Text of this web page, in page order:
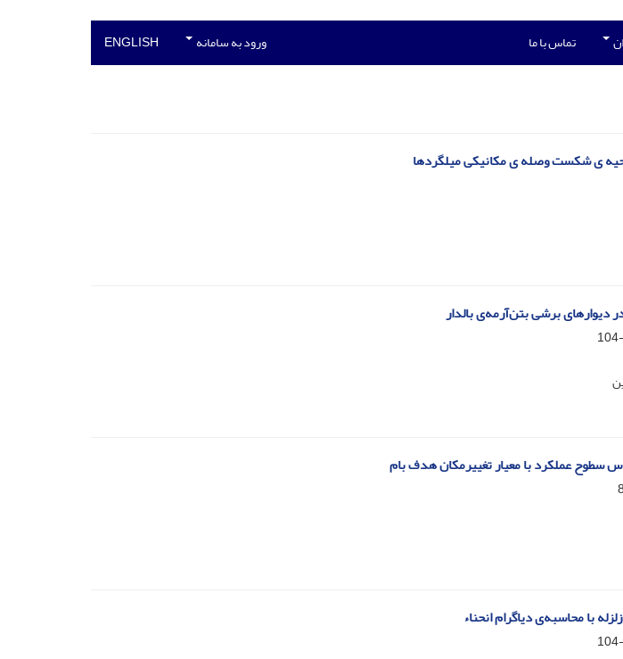
تماس با ما ورود به سامانه ENGLISH
ی شکست وصله ی مکانیکی میلگردها
برشی بتن‌آرمه‌ی بالدار
سطوح عملکرد با معیار تغییرمکان هدف بام
با محاسبه‌ی دیاگرام انحناء